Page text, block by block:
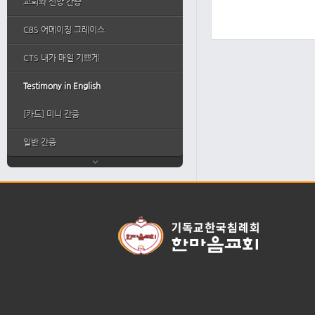
CBS 어메이징 그레이스
CTS 내가 매일 기쁘게
Testimony in English
[카드] 미니 간증
일반 간증